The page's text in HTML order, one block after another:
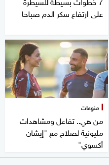
على ارتفاع سكر الدم صباحا
منوعات
من هي.. تفاعل ومشاهدات
مليونية لصلاح مع "إيشان
أكسوي"